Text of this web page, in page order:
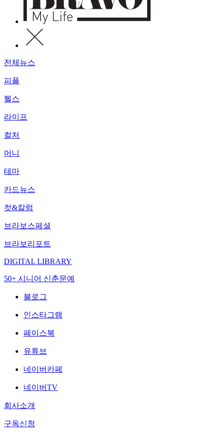
전체뉴스
피플
헬스
라이프
컬처
머니
테마
카드뉴스
컷&칼럼
브라보스페셜
브라보리포트
DIGITAL LIBRARY
50+ 시니어 신춘문예
블로그
인스타그램
페이스북
유튜브
네이버카페
네이버TV
회사소개
구독신청